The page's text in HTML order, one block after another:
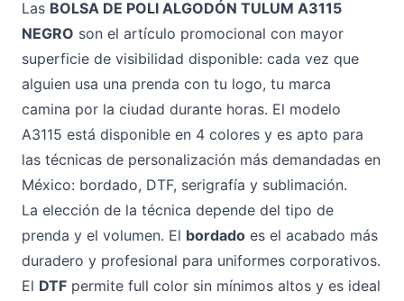
Las BOLSA DE POLI ALGODÓN TULUM A3115
NEGRO son el artículo promocional con mayor
superficie de visibilidad disponible: cada vez que
alguien usa una prenda con tu logo, tu marca
camina por la ciudad durante horas. El modelo
A3115 está disponible en 4 colores y es apto para
las técnicas de personalización más demandadas en
México: bordado, DTF, serigrafía y sublimación.
La elección de la técnica depende del tipo de
prenda y el volumen. El bordado es el acabado más
duradero y profesional para uniformes corporativos.
El DTF permite full color sin mínimos altos y es ideal